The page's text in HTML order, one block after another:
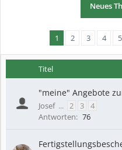
Neues
1 2 3 4 5
Titel
"meine" Angebote
Josef ... 2 3
4
Antworten: 76